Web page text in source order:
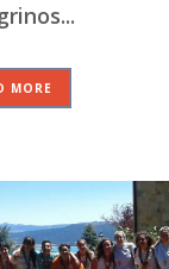
MORE